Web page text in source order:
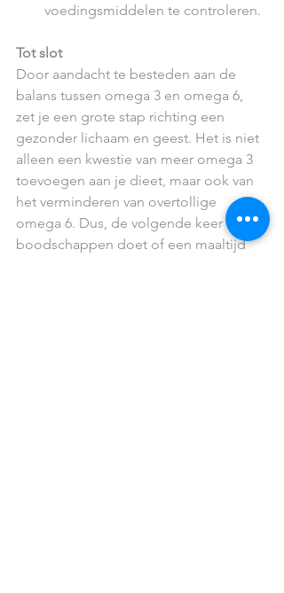
voedingsmiddelen te controleren.
Tot slot
Door aandacht te besteden aan de
balans tussen omega 3 en omega 6,
zet je een grote stap richting een
gezonder lichaam en geest. Het is niet
alleen een kwestie van meer omega 3
toevoegen aan je dieet, maar ook van
het verminderen van overtollige
omega 6. Dus, de volgende keer dat je
boodschappen doet of een maaltijd